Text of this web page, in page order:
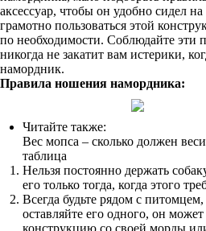
аксессуар, чтобы он удобно сидел
грамотно пользоваться этой
по необходимости. Соблюдайте эти
никогда не закатит вам истерики,
намордник.
Правила ношения намордника:
Читайте также:
Вес мопса – сколько должен
таблица
Нельзя постоянно держать
его только тогда, когда этого
Всегда будьте рядом с
оставляйте его одного, он
конструкцию со своей морды